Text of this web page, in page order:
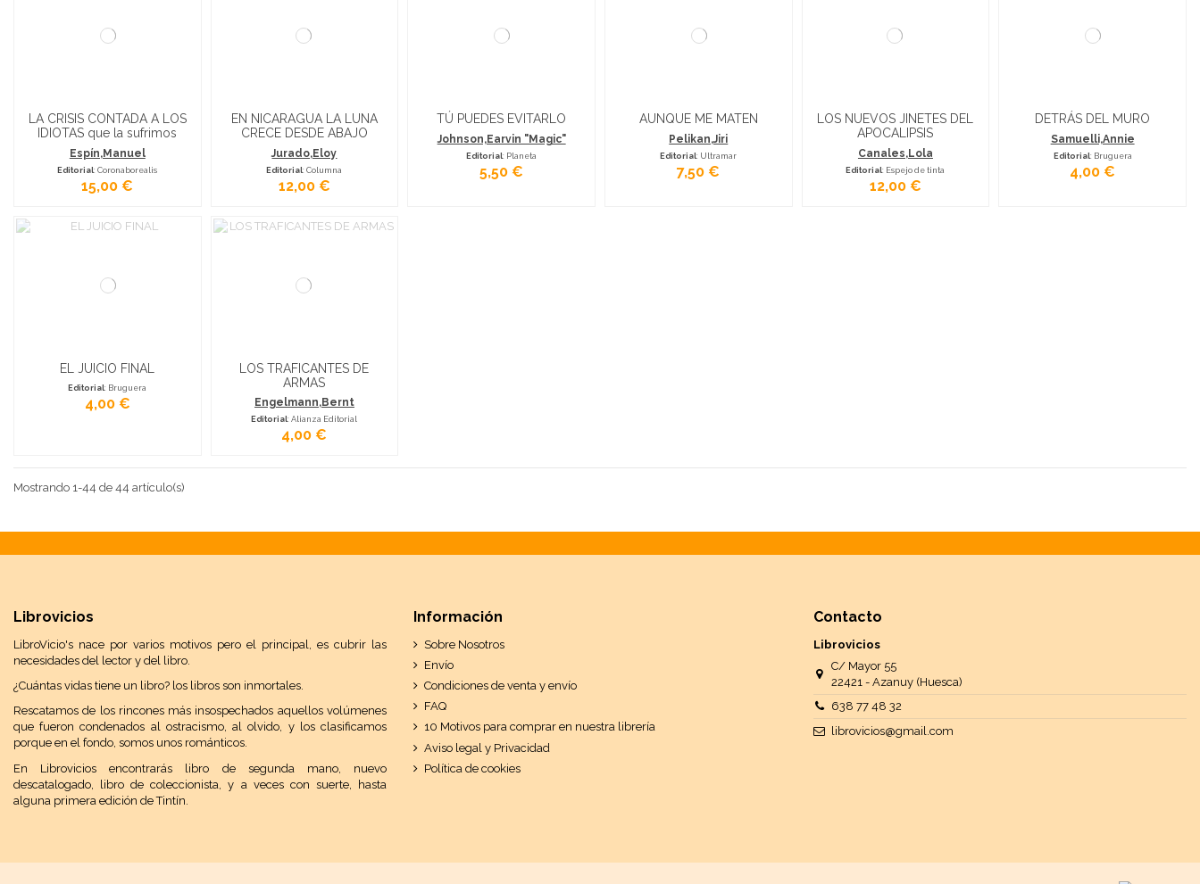
LA CRISIS CONTADA A LOS
IDIOTAS que la sufrimos
Espín,Manuel
Editorial: Coronaborealis
15,00 €
EN NICARAGUA LA LUNA
CRECE DESDE ABAJO
Jurado,Eloy
Editorial: Columna
12,00 €
TÚ PUEDES EVITARLO
Johnson,Earvin "Magic"
Editorial: Planeta
5,50 €
AUNQUE ME MATEN
Pelikan,Jiri
Editorial: Ultramar
7,50 €
LOS NUEVOS JINETES DEL
APOCALIPSIS
Canales,Lola
Editorial: Espejo de tinta
12,00 €
DETRÁS DEL MURO
Samuelli,Annie
Editorial: Bruguera
4,00 €
EL JUICIO FINAL
Editorial: Bruguera
4,00 €
LOS TRAFICANTES DE
ARMAS
Engelmann,Bernt
Editorial: Alianza Editorial
4,00 €
Mostrando 1-44 de 44 artículo(s)
Librovicios
LibroVicio's nace por varios motivos pero el principal, es cubrir las
necesidades del lector y del libro.
¿Cuántas vidas tiene un libro? los libros son inmortales.
Rescatamos de los rincones más insospechados aquellos volúmenes
que fueron condenados al ostracismo, al olvido, y los clasificamos
porque en el fondo, somos unos románticos.
En Librovicios encontrarás libro de segunda mano, nuevo
descatalogado, libro de coleccionista, y a veces con suerte, hasta
alguna primera edición de Tintín.
Información
Sobre Nosotros
Envío
Condiciones de venta y envío
FAQ
10 Motivos para comprar en nuestra librería
Aviso legal y Privacidad
Política de cookies
Contacto
Librovicios
C/ Mayor 55
22421 - Azanuy (Huesca)
638 77 48 32
librovicios@gmail.com